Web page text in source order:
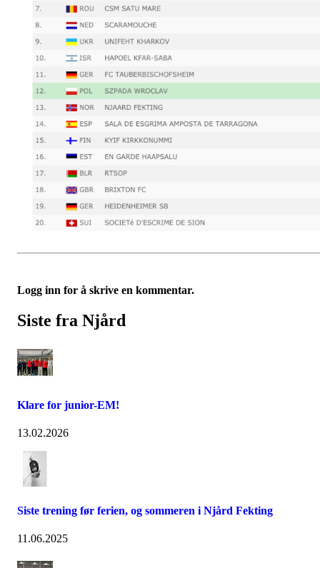
Logg inn for å skrive en kommentar.
Siste fra Njård
Klare for junior-EM!
13.02.2026
Siste trening før ferien, og sommeren i Njård Fekting
11.06.2025